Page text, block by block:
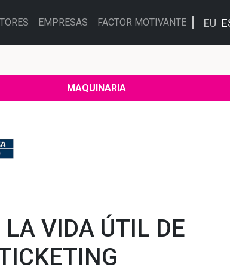
EMPRESAS FACTOR MOTIVANTE EU
MAQUINARIA
VIDA ÚTIL DE